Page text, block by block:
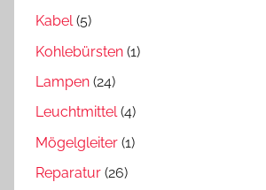
Kabel(5)
Kohlebürsten (1)
Lampen (24)
Leuchtmittel(4)
Mögelgleiter (1)
Reparatur (26)